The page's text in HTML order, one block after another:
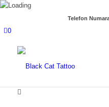
Telefon
0